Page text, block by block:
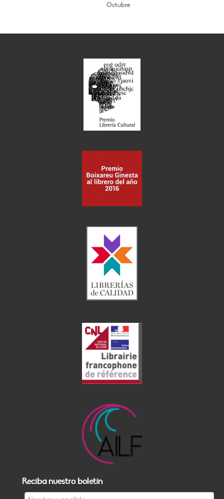
Octubre
Reciba nuestro boletín